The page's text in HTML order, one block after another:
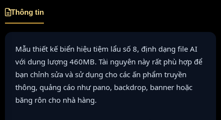
Thông tin
Mẫu thiết kế biển hiệu tiệm lẩu số 8, định dạng file AI
với dung lượng 460MB. Tài nguyên này rất phù hợp để
bạn chỉnh sửa và sử dụng cho các ấn phẩm truyền
thông, quảng cáo như pano, backdrop, banner hoặc
băng rôn cho nhà hàng.